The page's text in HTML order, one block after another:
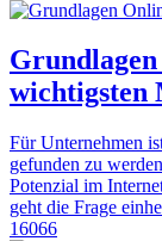
wichtigsten
Für Unternehmen
gefunden zu
Potenzial im
geht die Frage
16066